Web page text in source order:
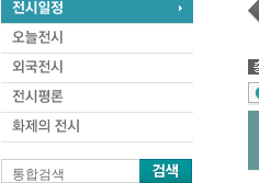
통합검색